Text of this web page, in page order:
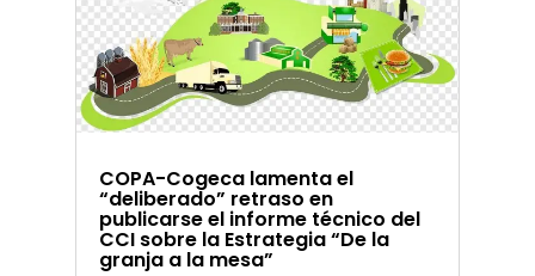
COPA-Cogeca lamenta el
“deliberado” retraso en
publicarse el informe técnico del
CCI sobre la Estrategia “De la
granja a la mesa”